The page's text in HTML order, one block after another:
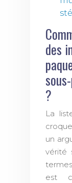
des
?
La
un
vérité
est